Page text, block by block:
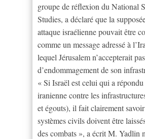
groupe de réflexion du National
Studies, a déclaré que la
attaque israélienne pouvait être
comme un message adressé à
lequel Jérusalem n’accepterait
d’endommagement de son
« Si Israël est celui qui a répondu
iranienne contre les
et égouts), il fait clairement
systèmes civils doivent être
des combats », a écrit M. Yadlin